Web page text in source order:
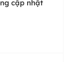
cập nhật